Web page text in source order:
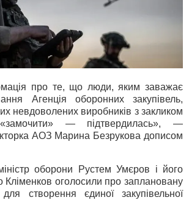
про те, що люди, яким заважає
Агенція оборонних закупівель,
невдоволених виробників з закликом
— підтвердилась», —
АОЗ Марина Безрукова дописом
оборони Рустем Умєров і його
Кліменков оголосили про заплановану
створення єдиної закупівельної